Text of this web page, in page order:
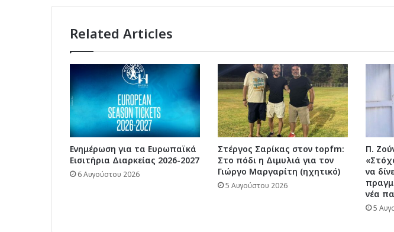
ξυλοπεζόδρομους»
Related Articles
Ενημέρωση για τα Ευρωπαϊκά
Εισιτήρια Διαρκείας 2026-2027
6 Αυγούστου 2026
Στέργος Σαρίκας στον topfm:
Στο πόδι η Διμυλιά για τον
Γιώργο Μαργαρίτη (ηχητικό)
5 Αυγούστου 2026
Π.
να
νέα
5